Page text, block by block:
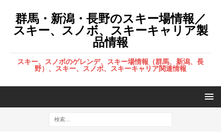
群馬・新潟・長野のスキー場情報／
スキー、スノボ、スキーキャリア製
品情報
スキー、スノボのゲレンデ、スキー場情報（群馬、新潟、長
野）、スキー、スノボ、スキーキャリア関連情報